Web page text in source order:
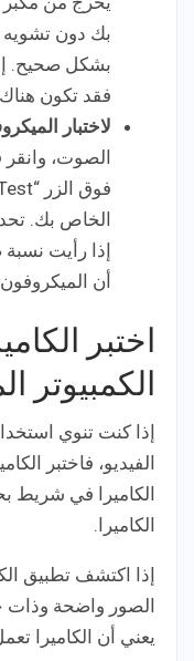
بك دون تشويه
بشكل صحيح.
فقد تكون
لاختبار
الخاص بك.
إذا رأيت
أن
اختبر
الكمبيوتر
إذا كنت تنوي
الفيديو، فاختبر
الكاميرا.
إذا اكتشف تطبيق
الصور واضحة وذات
يعني أن الكاميرا